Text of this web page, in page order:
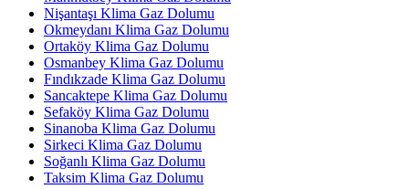
Nişantaşı Klima Gaz Dolumu
Okmeydanı Klima Gaz Dolumu
Ortaköy Klima Gaz Dolumu
Osmanbey Klima Gaz Dolumu
Fındıkzade Klima Gaz Dolumu
Sancaktepe Klima Gaz Dolumu
Sefaköy Klima Gaz Dolumu
Sinanoba Klima Gaz Dolumu
Sirkeci Klima Gaz Dolumu
Soğanlı Klima Gaz Dolumu
Taksim Klima Gaz Dolumu